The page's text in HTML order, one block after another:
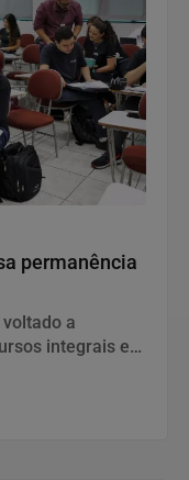
permanência
a
integrais e